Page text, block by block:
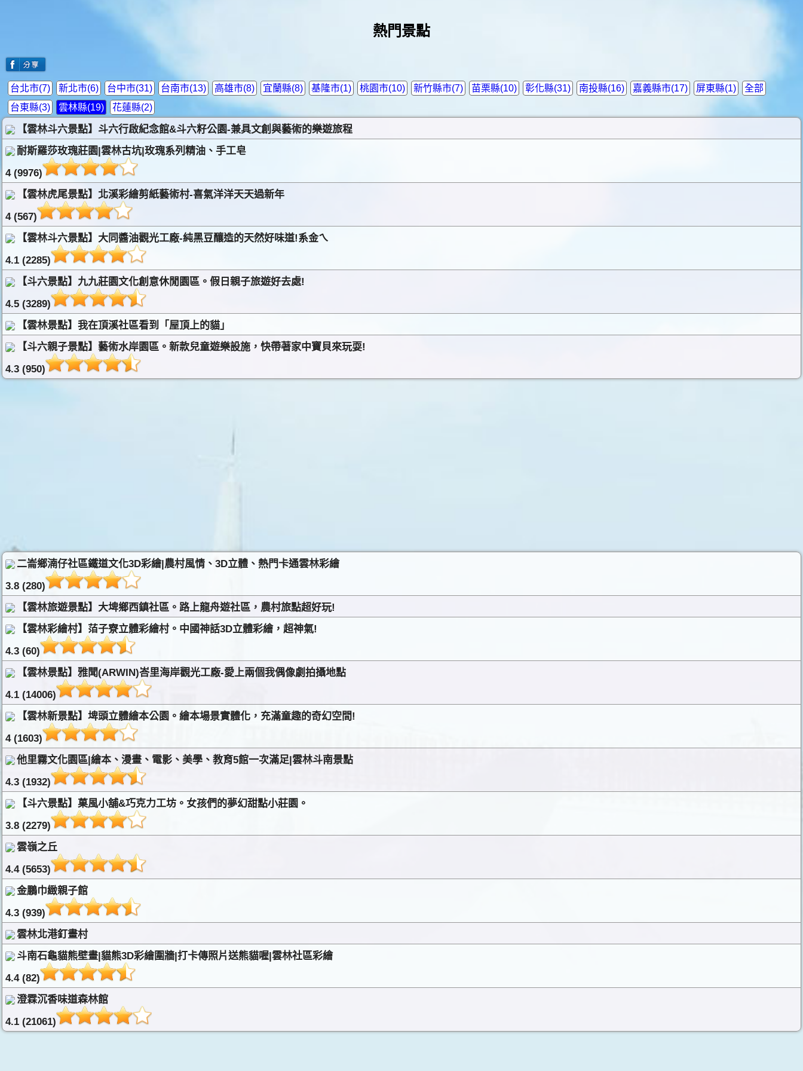
熱門景點
全部
台北市(7) 新北市(6) 台中市(31) 台南市(13) 高雄市(8) 宜蘭縣(8) 基隆市(1) 桃園市(10) 新竹縣市(7) 苗栗縣(10) 彰化縣(31) 南投縣(16) 嘉義縣市(17)
屏東縣(1)
台東縣(3)
雲林縣(19) 花蓮縣(2)
【雲林斗六景點】斗六行啟紀念館&斗六籽公園-兼具文創與藝術的樂遊旅程
耐斯羅莎玫瑰莊園|雲林古坑|玫瑰系列精油、手工皂
4 (9976)
【雲林虎尾景點】北溪彩繪剪紙藝術村-喜氣洋洋天天過新年
4 (567)
【雲林斗六景點】大同醬油觀光工廠-純黑豆釀造的天然好味道!系金ㄟ
4.1 (2285)
【斗六景點】九九莊園文化創意休閒園區。假日親子旅遊好去處!
4.5 (3289)
【雲林景點】我在頂溪社區看到「屋頂上的貓」
【斗六親子景點】藝術水岸園區。新款兒童遊樂設施，快帶著家中寶貝來玩耍!
4.3 (950)
二崙鄉湳仔社區鐵道文化3D彩繪|農村風情、3D立體、熱門卡通雲林彩繪
3.8 (280)
【雲林旅遊景點】大埤鄉西鎮社區。路上龍舟遊社區，農村旅點超好玩!
【雲林彩繪村】萡子寮立體彩繪村。中國神話3D立體彩繪，超神氣!
4.3 (60)
【雲林景點】雅聞(ARWIN)峇里海岸觀光工廠-愛上兩個我偶像劇拍攝地點
4.1 (14006)
【雲林新景點】埤頭立體繪本公園。繪本場景實體化，充滿童趣的奇幻空間!
4 (1603)
他里霧文化園區|繪本、漫畫、電影、美學、教育5館一次滿足|雲林斗南景點
4.3 (1932)
【斗六景點】菓風小舖&巧克力工坊。女孩們的夢幻甜點小莊園。
3.8 (2279)
雲嶺之丘
4.4 (5653)
金鵬巾緻親子館
4.3 (939)
雲林北港釘畫村
斗南石龜貓熊壁畫|貓熊3D彩繪圍牆|打卡傳照片送熊貓喔|雲林社區彩繪
4.4 (82)
澄霖沉香味道森林館
4.1 (21061)